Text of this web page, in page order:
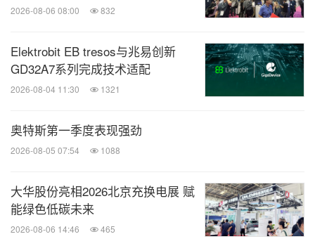
2026-08-06 08:00 832
Elektrobit EB tresos与兆易创新
GD32A7系列完成技术适配
2026-08-04 11:30 1321
奥特斯第一季度表现强劲
2026-08-05 07:54 1088
大华股份亮相2026北京充换电展 赋
能绿色低碳未来
2026-08-06 14:46 465